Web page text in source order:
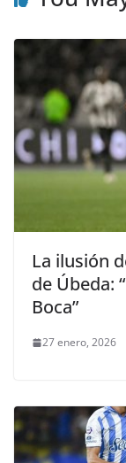
La ilusión
de Úbeda:
Boca”
27 enero, 2026